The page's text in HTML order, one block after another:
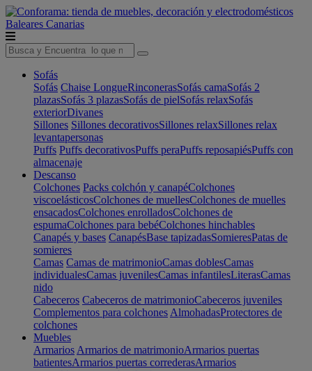
Baleares Canarias
Sofás
Sofás Chaise LongueRinconerasSofás camaSofás 2
plazasSofás 3 plazasSofás de pielSofás relaxSofás
exteriorDivanes
Sillones Sillones decorativosSillones relaxSillones relax
levantapersonas
Puffs Puffs decorativosPuffs peraPuffs reposapiésPuffs con
almacenaje
Descanso
Colchones Packs colchón y canapéColchones
viscoelásticosColchones de muellesColchones de muelles
ensacadosColchones enrolladosColchones de
espumaColchones para bebéColchones hinchables
Canapés y bases CanapésBase tapizadasSomieresPatas de
somieres
Camas Camas de matrimonioCamas doblesCamas
individualesCamas juvenilesCamas infantilesLiterasCamas
nido
Cabeceros Cabeceros de matrimonioCabeceros juveniles
Complementos para colchones AlmohadasProtectores de
colchones
Muebles
Armarios Armarios de matrimonioArmarios puertas
batientesArmarios puertas correderasArmarios